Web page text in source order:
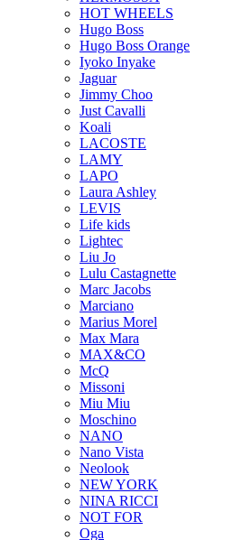
HOT WHEELS
Hugo Boss
Hugo Boss Orange
Iyoko Inyake
Jaguar
Jimmy Choo
Just Cavalli
Koali
LACOSTE
LAMY
LAPO
Laura Ashley
LEVIS
Life kids
Lightec
Liu Jo
Lulu Castagnette
Marc Jacobs
Marciano
Marius Morel
Max Mara
MAX&CO
McQ
Missoni
Miu Miu
Moschino
NANO
Nano Vista
Neolook
NEW YORK
NINA RICCI
NOT FOR
Oga